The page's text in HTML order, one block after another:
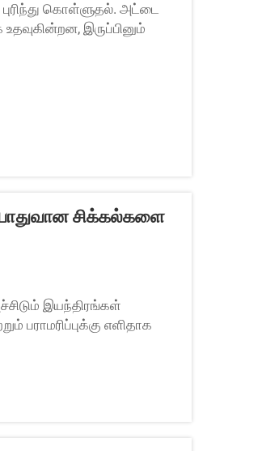
புரிந்து கொள்ளுதல். அட்டை
இருப்பினும்
சில அளவு
செயல்படுகின்றன...
சிக்கல்களை
இயந்திரங்கள்
எளிதாக
சிறந்த உபகரணங்கள் கூட